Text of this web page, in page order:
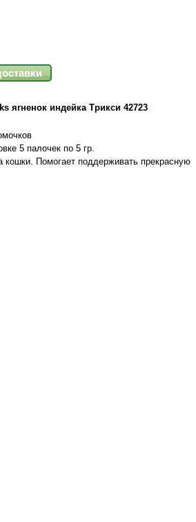
ягненок индейка Трикси 42723
5 палочек по 5 гр.
Помогает поддерживать прекрасную